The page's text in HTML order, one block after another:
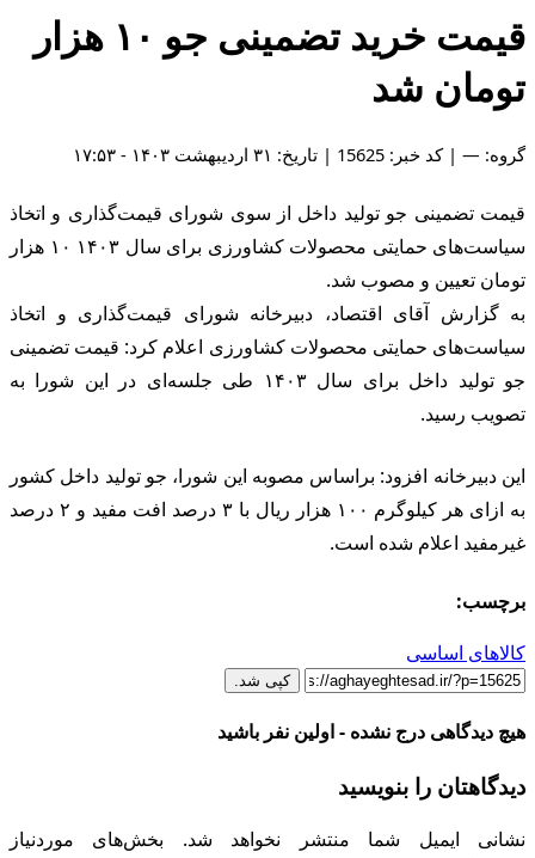
قیمت خرید تضمینی جو ۱۰ هزار
تومان شد
گروه: — | کد خبر: 15625 | تاریخ: ۳۱ اردیبهشت ۱۴۰۳ - ۱۷:۵۳
قیمت تضمینی جو تولید داخل از سوی شورای قیمت‌گذاری و اتخاذ
سیاست‌های حمایتی محصولات کشاورزی برای سال ۱۴۰۳ ۱۰ هزار
تومان تعیین و مصوب شد.
به گزارش آقای اقتصاد، دبیرخانه شورای قیمت‌گذاری و اتخاذ
سیاست‌های حمایتی محصولات کشاورزی اعلام کرد: قیمت تضمینی
جو تولید داخل برای سال ۱۴۰۳ طی جلسه‌ای در این شورا به
تصویب رسید.
این دبیرخانه افزود: براساس مصوبه این شورا، جو تولید داخل کشور
به ازای هر کیلوگرم ۱۰۰ هزار ریال با ۳ درصد افت مفید و ۲ درصد
غیرمفید اعلام شده است.
برچسب:
کالاهای اساسی
کپی شد.
هیچ دیدگاهی درج نشده - اولین نفر باشید
دیدگاهتان را بنویسید
نشانی ایمیل شما منتشر نخواهد شد.
بخش‌های موردنیاز